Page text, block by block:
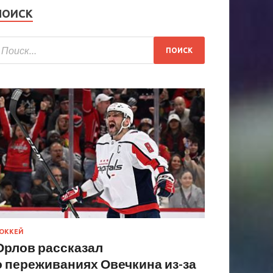
рассказал
переживаниях Овечкина из-за